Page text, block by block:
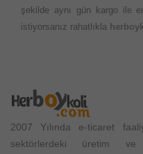
şekilde aynı gün kargo ile
istiyorsanız rahatlıkla
2007 Yılında e-ticaret
sektörlerdeki üretim ve